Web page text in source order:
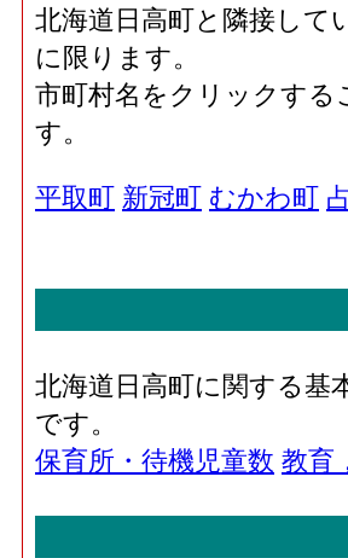
北海道日高町と隣接して
に限ります。
市町村名をクリックす
す。
平取町 新冠町 むかわ町
北海道日高町に関する基
です。
保育所・待機児童数 教育